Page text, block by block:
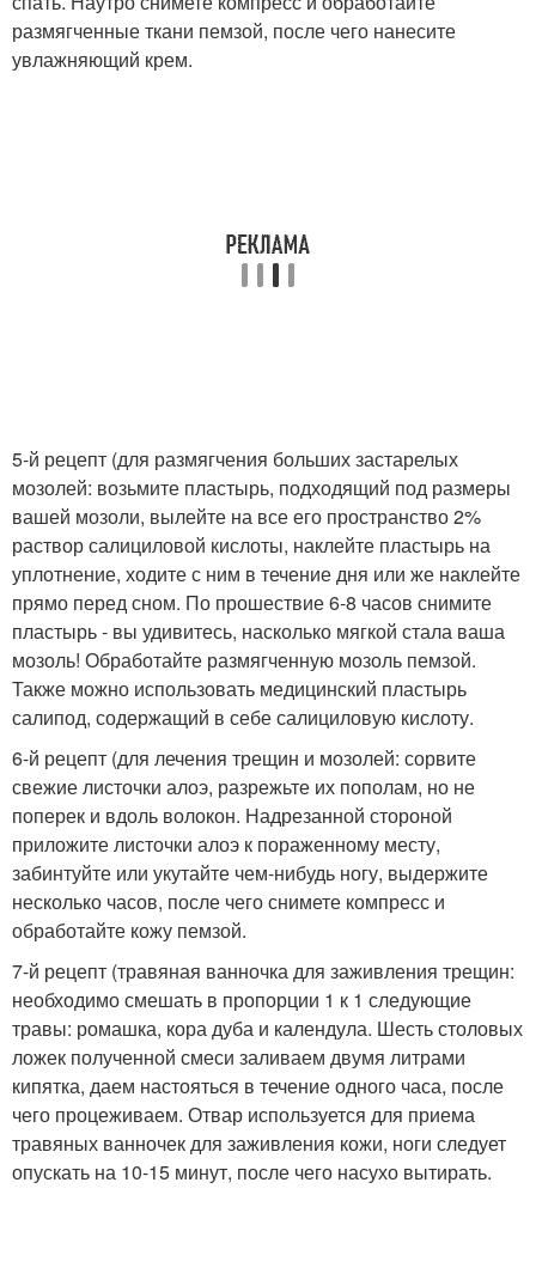
размягченные ткани пемзой, после чего нанесите
увлажняющий крем.
5-й рецепт (для размягчения больших застарелых
мозолей: возьмите пластырь, подходящий под размеры
вашей мозоли, вылейте на все его пространство 2%
раствор салициловой кислоты, наклейте пластырь на
уплотнение, ходите с ним в течение дня или же наклейте
прямо перед сном. По прошествие 6-8 часов снимите
пластырь - вы удивитесь, насколько мягкой стала ваша
мозоль! Обработайте размягченную мозоль пемзой.
Также можно использовать медицинский пластырь
салипод, содержащий в себе салициловую кислоту.
6-й рецепт (для лечения трещин и мозолей: сорвите
свежие листочки алоэ, разрежьте их пополам, но не
поперек и вдоль волокон. Надрезанной стороной
приложите листочки алоэ к пораженному месту,
забинтуйте или укутайте чем-нибудь ногу, выдержите
несколько часов, после чего снимете компресс и
обработайте кожу пемзой.
7-й рецепт (травяная ванночка для заживления трещин:
необходимо смешать в пропорции 1 к 1 следующие
травы: ромашка, кора дуба и календула. Шесть столовых
ложек полученной смеси заливаем двумя литрами
кипятка, даем настояться в течение одного часа, после
чего процеживаем. Отвар используется для приема
травяных ванночек для заживления кожи, ноги следует
опускать на 10-15 минут, после чего насухо вытирать.